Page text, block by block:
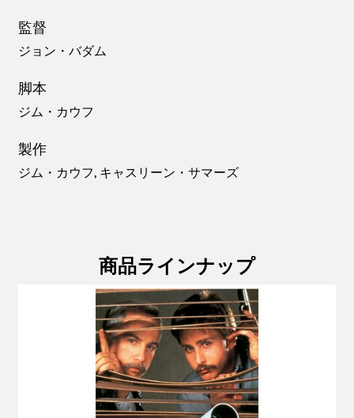
監督
ジョン・バダム
脚本
ジム・カウフ
製作
ジム・カウフ, キャスリーン・サマーズ
商品ラインナップ